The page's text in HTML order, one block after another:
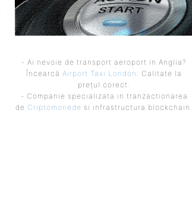
- Ai nevoie de transport aeroport in Anglia?
Încearcă Airport Taxi London . Calitate la
prețul corect.
- Companie specializata in tranzactionarea
de Criptomonede si infrastructura blockchain.